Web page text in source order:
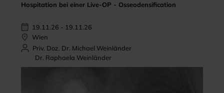
Hospitation bei einer Live-OP - Osseodensification
19.11.26 - 19.11.26
Wien
Priv. Doz. Dr. Michael Weinländer
Dr. Raphaela Weinländer